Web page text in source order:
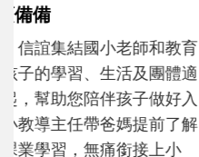
和孩子一起長大的
不同模樣
沒有人天生就擅長當
次「前所未有」的體
大。從給予安全感的
主、角色認同及解決